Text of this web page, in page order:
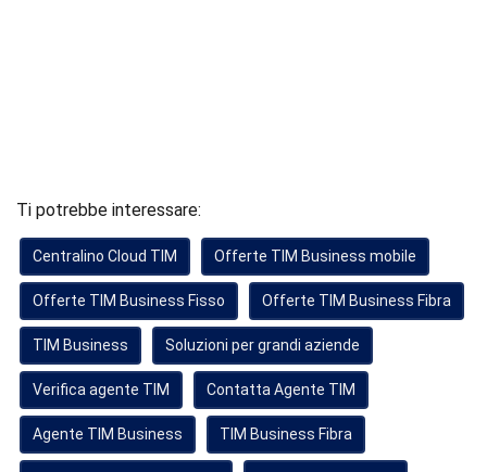
Ti potrebbe interessare:
Centralino Cloud TIM Offerte TIM Business mobile
Offerte TIM Business Fisso Offerte TIM Business Fibra
TIM Business Soluzioni per grandi aziende
Verifica agente TIM Contatta Agente TIM
Agente TIM Business TIM Business Fibra